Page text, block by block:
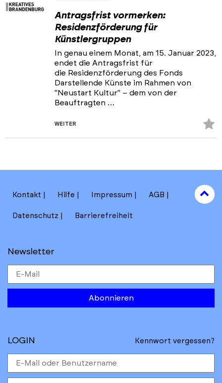
Antragsfrist vormerken:
Residenzförderung für
Künstlergruppen
In genau einem Monat, am 15. Januar 2023,
endet die Antragsfrist für
die Residenzförderung des Fonds
Darstellende Künste im Rahmen von
"Neustart Kultur" – dem von der
Beauftragten …
WEITER
Kontakt Hilfe Impressum AGB
Datenschutz Barrierefreiheit
Newsletter
Abonnieren
to
top
LOGIN Kennwort vergessen?